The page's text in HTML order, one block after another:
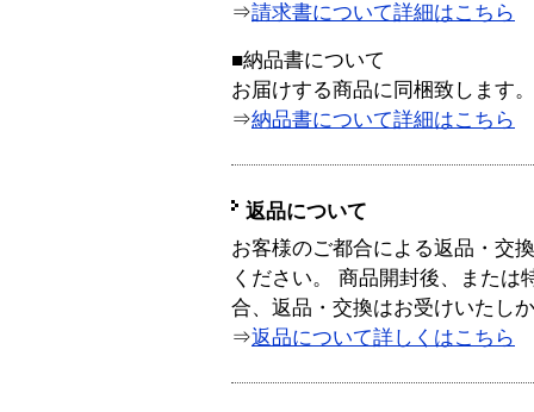
⇒請求書について詳細はこちら
■納品書について
お届けする商品に同梱致します。
⇒納品書について詳細はこちら
返品について
お客様のご都合による返品・交
ください。 商品開封後、または
合、返品・交換はお受けいたし
⇒返品について詳しくはこちら